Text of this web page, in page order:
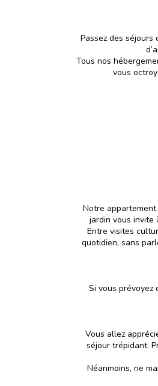
Passez des
Tous nos
vous
Notre
jardin vous invite
Entre visites
quotidien, sans
Si vous prévoyez
Vous allez
séjour trépidant.
Néanmoins, ne